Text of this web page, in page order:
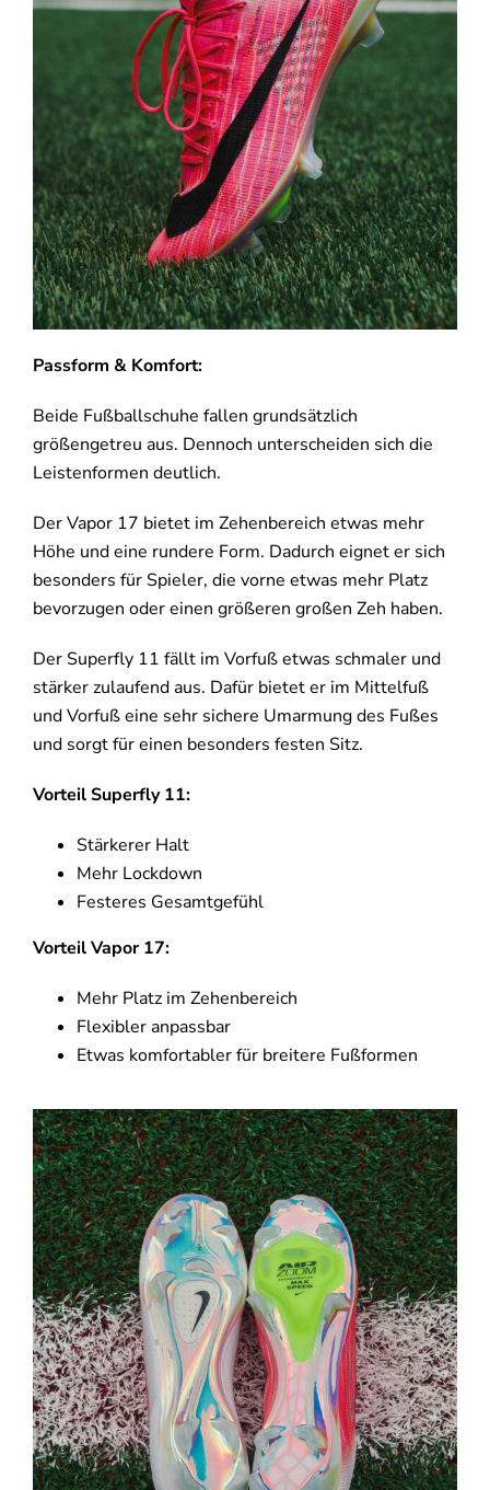
Passform & Komfort:
Beide Fußballschuhe fallen grundsätzlich
größengetreu aus. Dennoch unterscheiden sich die
Leistenformen deutlich.
Der Vapor 17 bietet im Zehenbereich etwas mehr
Höhe und eine rundere Form. Dadurch eignet er sich
besonders für Spieler, die vorne etwas mehr Platz
bevorzugen oder einen größeren großen Zeh haben.
Der Superfly 11 fällt im Vorfuß etwas schmaler und
stärker zulaufend aus. Dafür bietet er im Mittelfuß
und Vorfuß eine sehr sichere Umarmung des Fußes
und sorgt für einen besonders festen Sitz.
Vorteil Superfly 11:
Stärkerer Halt
Mehr Lockdown
Festeres Gesamtgefühl
Vorteil Vapor 17:
Mehr Platz im Zehenbereich
Flexibler anpassbar
Etwas komfortabler für breitere Fußformen